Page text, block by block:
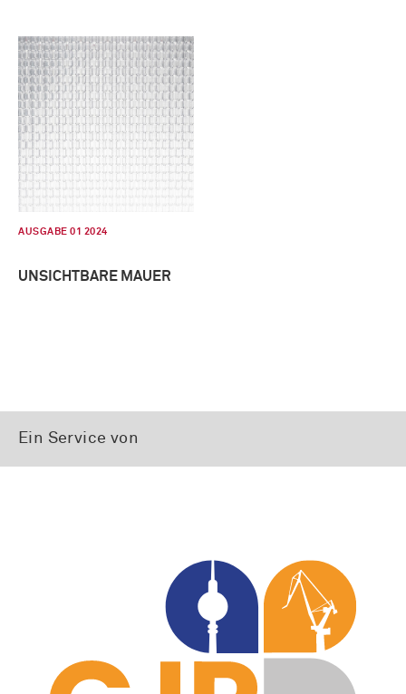
AUSGABE 01 2024
UNSICHTBARE MAUER
Ein Service von